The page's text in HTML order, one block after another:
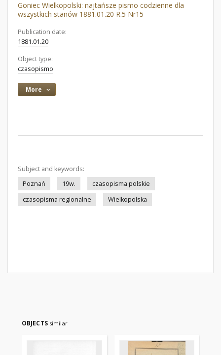
Goniec Wielkopolski: najtańsze pismo codzienne dla
wszystkich stanów 1881.01.20 R.5 Nr15
Publication date:
1881.01.20
Object type:
czasopismo
More
Subject and keywords:
Poznań
19w.
czasopisma polskie
czasopisma regionalne
Wielkopolska
OBJECTS similar